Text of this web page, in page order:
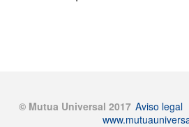
© Mutua Universal 2017 Aviso legal